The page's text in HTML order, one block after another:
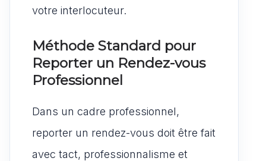
votre interlocuteur.
Méthode Standard pour
Reporter un Rendez-vous
Professionnel
Dans un cadre professionnel,
reporter un rendez-vous doit être fait
avec tact, professionnalisme et